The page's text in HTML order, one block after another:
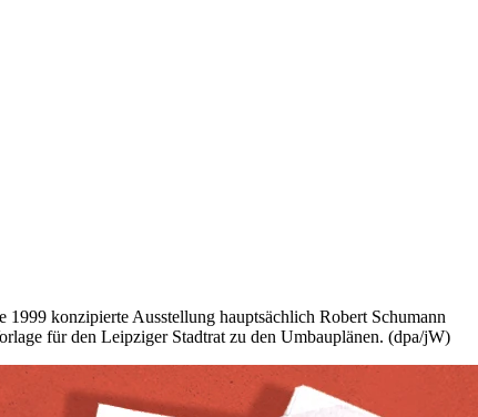
konzipierte Ausstellung hauptsächlich Robert Schumann
für den Leipziger Stadtrat zu den Umbauplänen. (dpa/jW)